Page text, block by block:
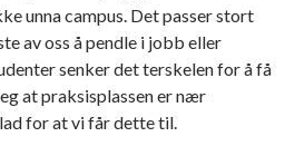
unna campus. Det passer stort
av oss å pendle i jobb eller
senker det terskelen for å få
at praksisplassen er nær
for at vi får dette til.